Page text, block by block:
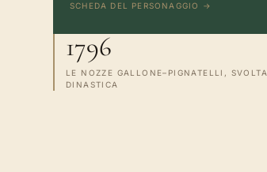
SCHEDA DEL PERSONAGGIO →
1796
LE NOZZE GALLONE–PIGNATELLI, SVOLTA
DINASTICA